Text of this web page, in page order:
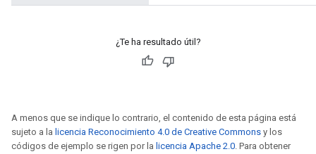
¿Te ha resultado útil?
A menos que se indique lo contrario, el contenido de esta página está
sujeto a la licencia Reconocimiento 4.0 de Creative Commons y los
códigos de ejemplo se rigen por la licencia Apache 2.0. Para obtener